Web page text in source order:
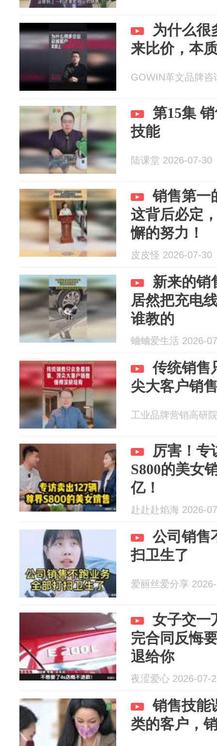
为什么很
来比价，本
GOWIN革文品牌咨
第15集
技能
陆课堂 2026-07-30
销售第一
这背后必定
懈的努力！
皮皮怪 2026-07-30
新来的销
居然把充电
谁教的
蛐蛐爱生活 2026-
传统销售
尖大客户销
工业品牌营销高研
厉害！专
S800的美女
亿！
赴赴赴焰海 2026-
公司销售
扫卫生了
爱丽丝爱分享
女子交一
完合同反悔
退给你
夜涩爱心 2026-07-
销售技能
类的客户，